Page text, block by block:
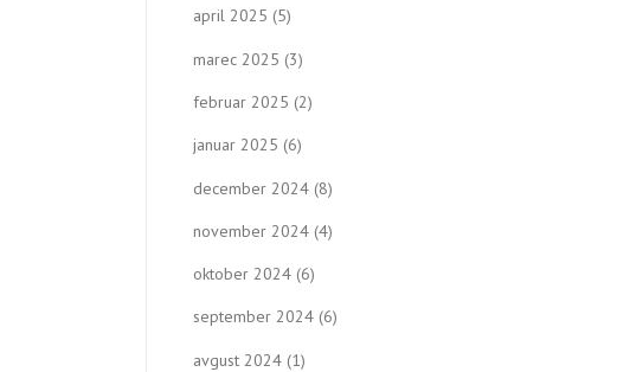
april 2025 (5)
marec 2025 (3)
februar 2025 (2)
januar 2025 (6)
december 2024 (8)
november 2024 (4)
oktober 2024 (6)
september 2024 (6)
avgust 2024 (1)